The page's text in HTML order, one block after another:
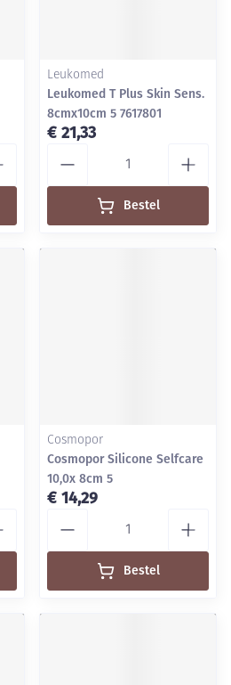
Leukomed
Leukomed T Plus Skin Sens.
8cmx10cm 5 7617801
€ 21,33
Bestel
Cosmopor
Cosmopor Silicone Selfcare
10,0x 8cm 5
€ 14,29
Bestel